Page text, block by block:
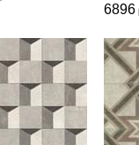
6896